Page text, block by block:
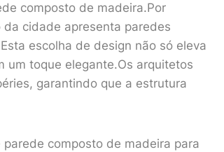
composto de madeira.Por
cidade apresenta paredes
escolha de design não só eleva
um toque elegante.Os arquitetos
garantindo que a estrutura
composto de madeira para